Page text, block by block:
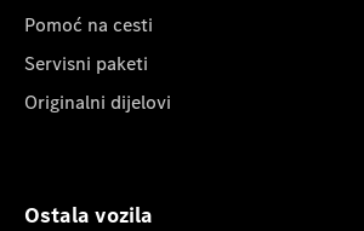
Pomoć na cesti
Servisni paketi
Originalni dijelovi
Ostala vozila